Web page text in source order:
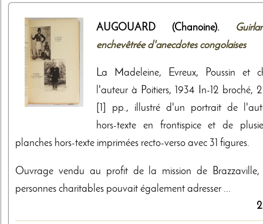
AUGOUARD (Chanoine).
enchevêtrée d'anecdotes congolaises
La Madeleine, Evreux, Poussin et
l'auteur à Poitiers, 1934 In-12 broché,
[1] pp., illustré d'un portrait de
hors-texte en frontispice et de
planches hors-texte imprimées recto-verso avec 31 figures.
Ouvrage vendu au profit de la mission de Brazzaville,
personnes charitables pouvait également adresser ...